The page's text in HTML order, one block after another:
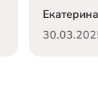
Екатерина